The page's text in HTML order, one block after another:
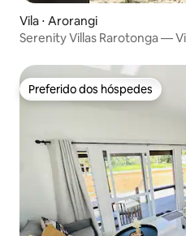
Vila ⋅ Arorangi
Serenity Villas Rarotonga —
Preferido dos hóspedes
Preferido dos hóspedes